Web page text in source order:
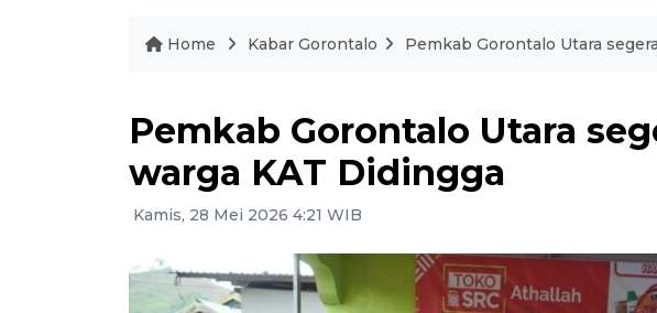
Home Kabar Gorontalo Pemkab Gorontalo Utara
Pemkab Gorontalo Utara
warga KAT Didingga
Kamis, 28 Mei 2026 4:21 WIB